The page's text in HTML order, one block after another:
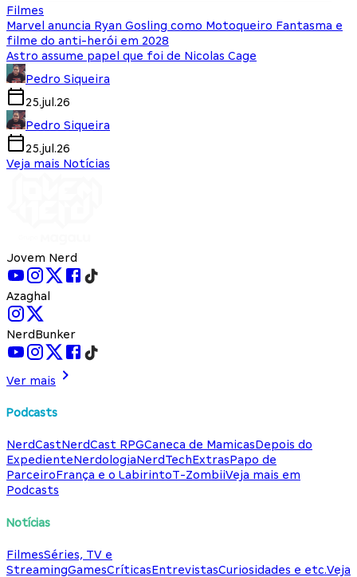
Filmes
Marvel anuncia Ryan Gosling como Motoqueiro Fantasma e
filme do anti-herói em 2028
Astro assume papel que foi de Nicolas Cage
Pedro Siqueira
25.jul.26
Pedro Siqueira
25.jul.26
Veja mais Notícias
Jovem Nerd
Azaghal
NerdBunker
Ver mais
Podcasts
NerdCastNerdCast RPGCaneca de MamicasDepois do
ExpedienteNerdologiaNerdTechExtrasPapo de
ParceiroFrança e o LabirintoT-ZombiiVeja mais em
Podcasts
Notícias
FilmesSéries, TV e
StreamingGamesCríticasEntrevistasCuriosidades e etc.Veja